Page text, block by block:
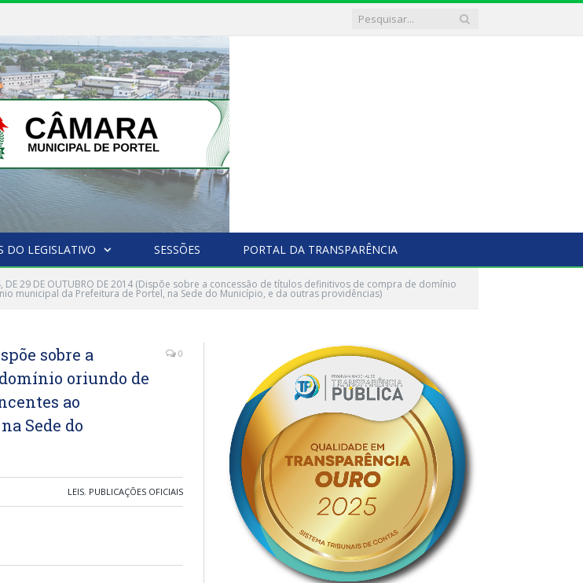
DO LEGISLATIVO SESSÕES PORTAL DA TRANSPARÊNCIA
DE 29 DE OUTUBRO DE 2014 (Dispõe sobre a concessão de títulos definitivos de compra de domínio
municipal da Prefeitura de Portel, na Sede do Município, e da outras providências)
sobre a
oriundo de
ao
Sede do
0
LEIS, PUBLICAÇÕES OFICIAIS